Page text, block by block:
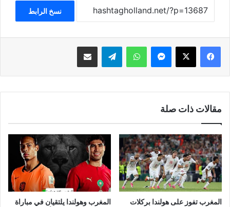
نسخ الرابط
فيسبوك ‫X ماسنجر واتساب تيلقرام مشاركة عبر البريد
مقالات ذات صلة
المغرب تفوز على هولندا بركلات
المغرب وهولندا يلتقيان في مباراة